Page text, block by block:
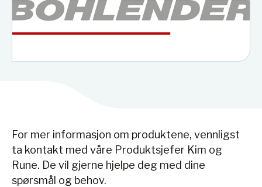
For mer informasjon om produktene, vennligst
ta kontakt med våre Produktsjefer Kim og
Rune. De vil gjerne hjelpe deg med dine
spørsmål og behov.